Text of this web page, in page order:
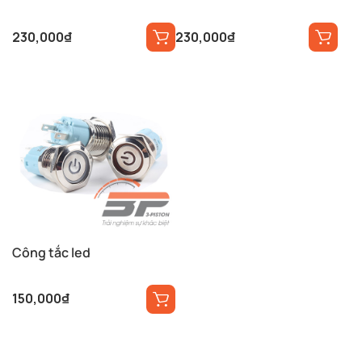
230,000₫ 230,000₫
Công tắc led
150,000₫